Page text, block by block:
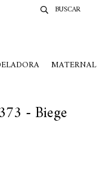
MATERNAL
- Biege